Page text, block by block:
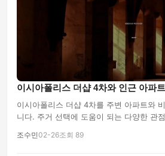
이시아폴리스 더샵 4차와 인근 아파
이시아폴리스 더샵 4차를 주변 아파트와
니다. 주거 선택에 도움이 되는 다양한 관
조수민02-26조회 89